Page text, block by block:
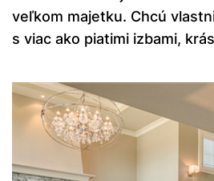
veľkom majetku. Chcú
s viac ako piatimi izbami,